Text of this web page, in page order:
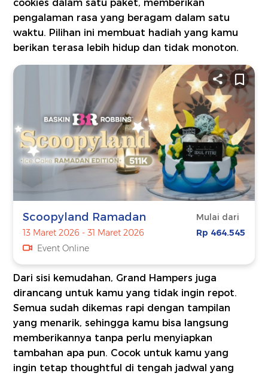
cookies dalam satu paket, memberikan
pengalaman rasa yang beragam dalam satu
waktu. Pilihan ini membuat hadiah yang kamu
berikan terasa lebih hidup dan tidak monoton.
Scoopyland Ramadan
13 Maret 2026 - 31 Maret 2026
Event Online
Mulai dari
Rp 464.545
Dari sisi kemudahan, Grand Hampers juga
dirancang untuk kamu yang tidak ingin repot.
Semua sudah dikemas rapi dengan tampilan
yang menarik, sehingga kamu bisa langsung
memberikannya tanpa perlu menyiapkan
tambahan apa pun. Cocok untuk kamu yang
ingin tetap thoughtful di tengah jadwal yang